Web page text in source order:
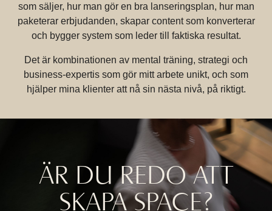
som säljer, hur man gör en bra lanseringsplan, hur man
paketerar erbjudanden, skapar content som konverterar
och bygger system som leder till faktiska resultat.
Det är kombinationen av mental träning, strategi och
business-expertis som gör mitt arbete unikt, och som
hjälper mina klienter att nå sin nästa nivå, på riktigt.
ÄR DU REDO ATT
SKAPA SPACE?